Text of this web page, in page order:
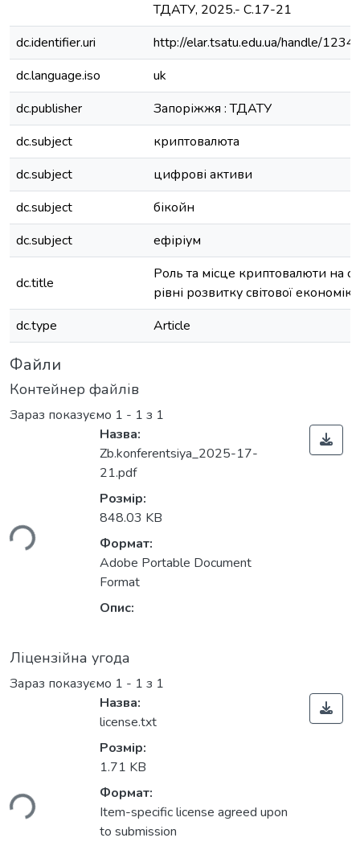
ТДАТУ, 2025.- C.17-21
dc.identifier.uri
http://elar.tsatu.edu.ua/handle/
dc.language.iso
uk
dc.publisher
Запоріжжя : ТДАТУ
dc.subject
криптовалюта
dc.subject
цифрові активи
dc.subject
бікойн
dc.subject
ефіріум
dc.title
Роль та місце криптовалюти на
рівні розвитку світової економіки
dc.type
Article
Файли
Контейнер файлів
Зараз показуємо 1 - 1 з 1
Назва:
Zb.konferentsiya_2025-17-
21.pdf
Розмір:
848.03 KB
Формат:
Adobe Portable Document
Format
Опис:
Ліцензійна угода
Зараз показуємо 1 - 1 з 1
Назва:
license.txt
Розмір:
1.71 KB
Формат:
Item-specific license agreed upon
to submission